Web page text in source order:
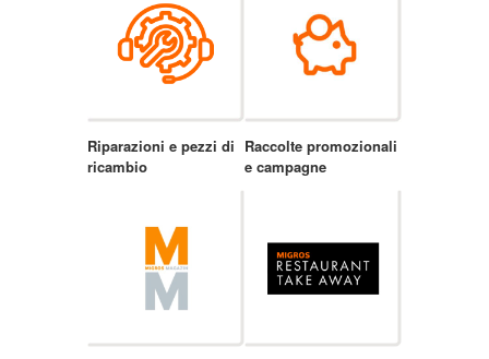
Riparazioni e pezzi di
ricambio
Raccolte promozionali
e campagne